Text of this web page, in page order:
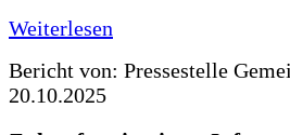
Weiterlesen
Bericht von: Pressestelle
20.10.2025